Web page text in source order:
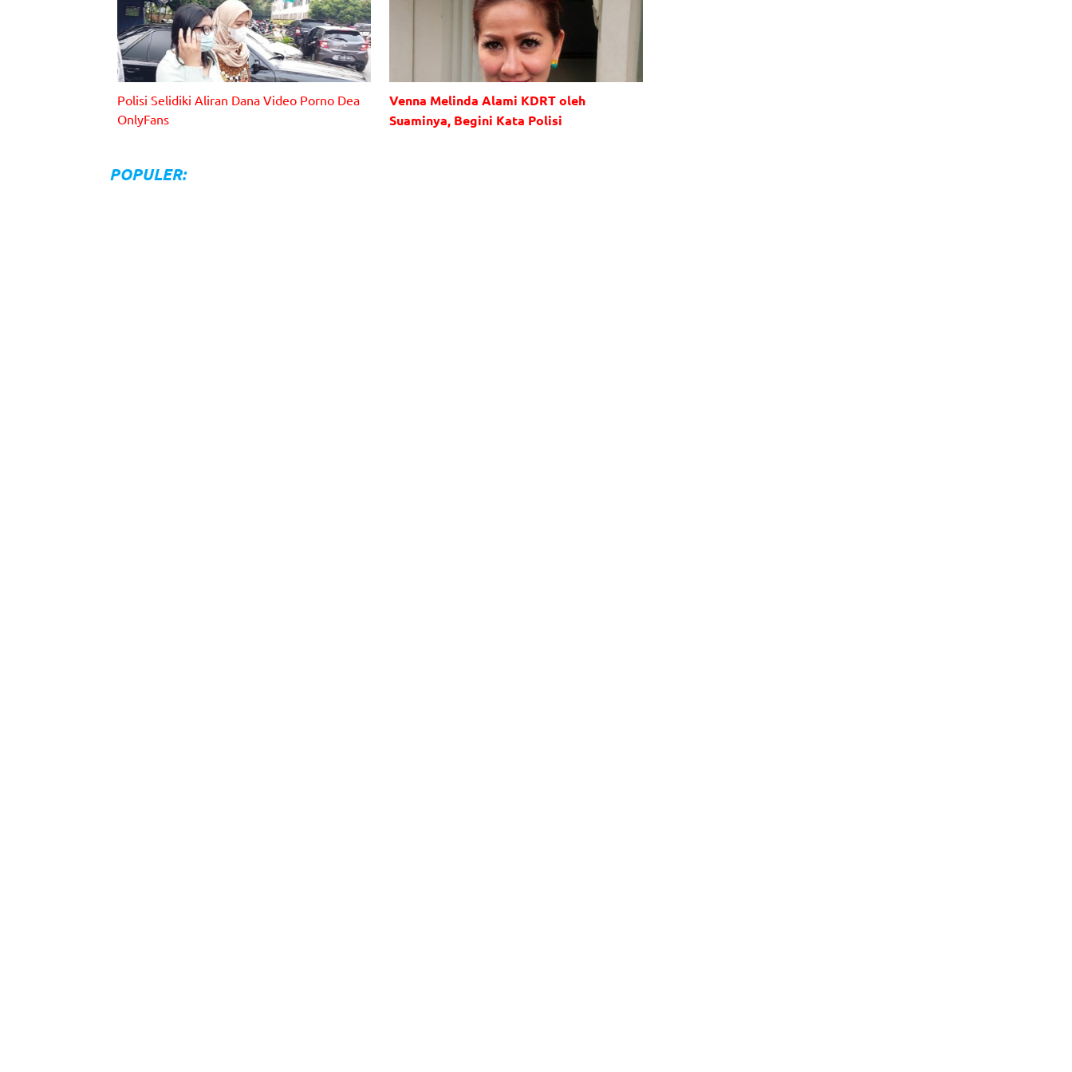
Dea Onlyfans saat akan diperiksa polisi dugaan kasus
Polisi Selidiki Aliran Dana Video Porno Dea
OnlyFans
Venna Melinda
Venna Melinda Alami KDRT oleh
Suaminya, Begini Kata Polisi
POPULER: